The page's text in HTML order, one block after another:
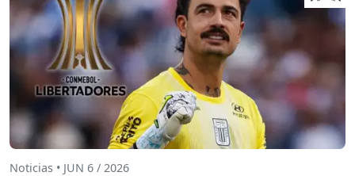
Noticias • JUN 6 / 2026